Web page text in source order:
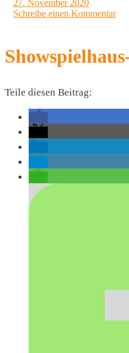
27. November 2020
Schreibe einen Kommentar
Teile diesen Beitrag: